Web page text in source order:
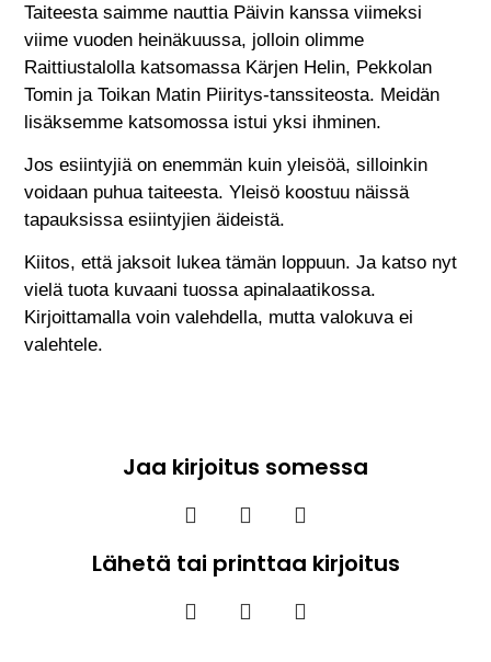
Taiteesta saimme nauttia Päivin kanssa viimeksi
viime vuoden heinäkuussa, jolloin olimme
Raittiustalolla katsomassa Kärjen Helin, Pekkolan
Tomin ja Toikan Matin Piiritys-tanssiteosta. Meidän
lisäksemme katsomossa istui yksi ihminen.
Jos esiintyjiä on enemmän kuin yleisöä, silloinkin
voidaan puhua taiteesta. Yleisö koostuu näissä
tapauksissa esiintyjien äideistä.
Kiitos, että jaksoit lukea tämän loppuun. Ja katso nyt
vielä tuota kuvaani tuossa apinalaatikossa.
Kirjoittamalla voin valehdella, mutta valokuva ei
valehtele.
Jaa kirjoitus somessa
Lähetä tai printtaa kirjoitus